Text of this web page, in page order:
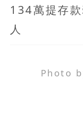
134萬提存
人
Photo